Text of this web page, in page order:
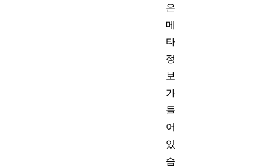
은
메
타
정
보
가
들
어
있
습